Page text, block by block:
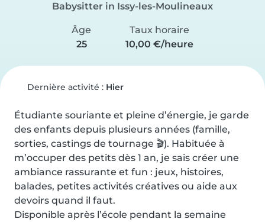
Babysitter in Issy-les-Moulineaux
Âge
25
Taux horaire
10,00 €/heure
Dernière activité : Hier
Étudiante souriante et pleine d’énergie, je garde
des enfants depuis plusieurs années (famille,
sorties, castings de tournage 🎬). Habituée à
m’occuper des petits dès 1 an, je sais créer une
ambiance rassurante et fun : jeux, histoires,
balades, petites activités créatives ou aide aux
devoirs quand il faut.
Disponible après l’école pendant la semaine